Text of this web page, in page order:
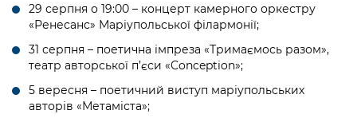
29 серпня о 19:00 – концерт камерного оркестру
«Ренесанс» Маріупольської філармонії;
31 серпня – поетична імпреза «Тримаємось разом»,
театр авторської п’єси «Conception»;
5 вересня – поетичний виступ маріупольських
авторів «Метаміста»;